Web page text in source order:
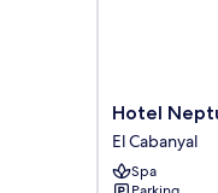
Hotel
Neptuno
Playa
&
Hotel
El Cabanyal
Spa